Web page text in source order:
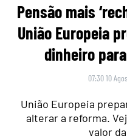
Pensão mais
União Europeia
dinheiro
07:30 10
União Europeia
alterar a reforma.
valor